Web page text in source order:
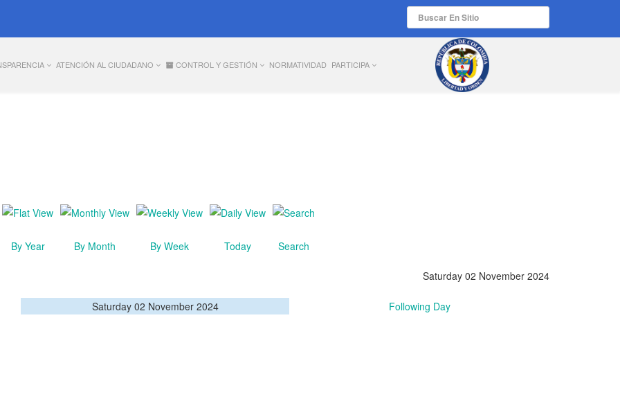
ATENCIÓN AL CIUDADANO CONTROL Y GESTIÓN NORMATIVIDAD PARTICIPA
By Year By Month By Week Today Search
Saturday 02 November 2024
Saturday 02 November 2024
Following Day